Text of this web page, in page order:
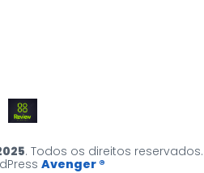
. Todos os direitos reservados.
Avenger ®